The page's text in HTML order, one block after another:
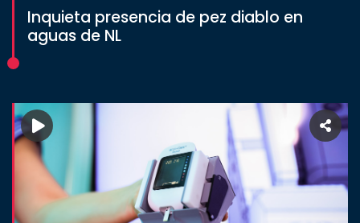
Inquieta presencia de pez diablo en
aguas de NL